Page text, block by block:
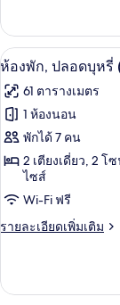
เมือง
(Suite)
เกี่ยว
กับ
ห้อง
ปลอด
บุหรี่,
วิว
เมือง
(Suite)
เปิด
ภาพถ่าย
ทั้งหมด
ของ
ห้อง
Suite)
19
ห้องพัก, ปลอดบุหรี่
61 ตารางเมตร
1 ห้องนอน
พักได้ 7 คน
2 เตียงเดี่ยว, 2
ไซส์
Wi-Fi ฟรี
รายละเอียดเพิ่มเติม
ราย
เกี่ยว